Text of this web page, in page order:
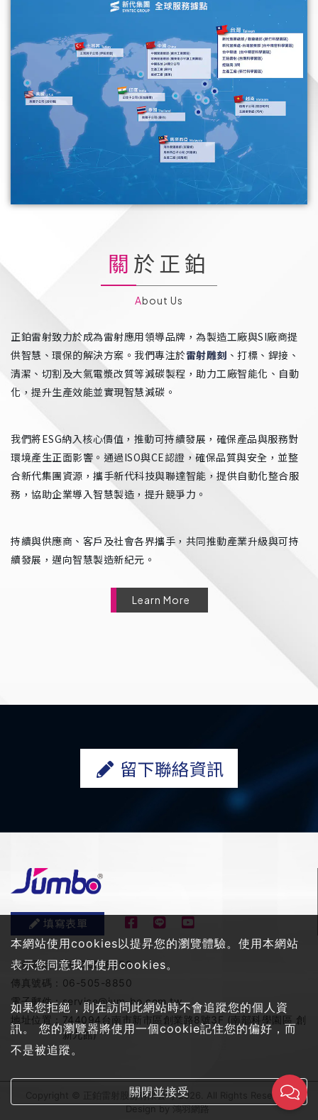
關於正鉑
About Us
正鉑雷射致力於成為雷射應用領導品牌，為製造工廠與SI廠商提
供智慧、環保的解決方案。我們專注於雷射雕刻 、打標、銲接、
清潔、切割及大氣電漿改質等減碳製程，助力工廠智能化、自動
化，提升生產效能並實現智慧減碳。
我們將ESG納入核心價值，推動可持續發展，確保產品與服務對
環境產生正面影響。通過ISO與CE認證，確保品質與安全，並整
合新代集團資源，攜手新代科技與聯達智能，提供自動化整合服
務，協助企業導入智慧製造，提升競爭力。
持續與供應商、客戶及社會各界攜手，共同推動產業升級與可持
續發展，邁向智慧製造新紀元。
Learn More
留下聯絡資訊
填寫表單
服務電話：06-505-8858
傳真號碼： 06-505-8850
電子郵件：service@jum-bo.com.tw
地址位置： 744094台南市新市區創業路8號3F (南部科學園區 創
新九館)
Copyright © 正鉑雷射股份有限公司 2026. All Rights Reserved
Design by鴻羽網路
本網站使用cookies以提昇您的瀏覽體驗。使用本網站
表示您同意我們使用cookies。
如果您拒絕，則在訪問此網站時不會追蹤您的個人資
訊。 您的瀏覽器將使用一個cookie記住您的偏好，而
不是被追蹤。
關閉並接受